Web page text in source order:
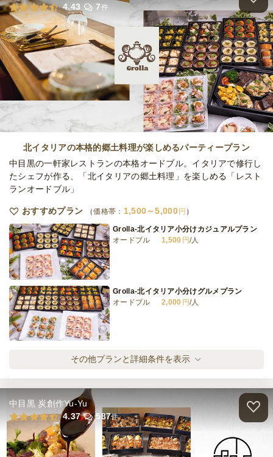
肉絨毯&手ごね鶏団子デリバリー竹プラン
オードブル
1,500円/人
和牛ハツの入った肉ケータリング松プラン
ケータリング
2,500円/人
肉絨毯&ケータリング竹プラン
オードブル
30,000円
締切 3日前19時
最低ご注文金額 0円
4.43
7件
北イタリアの本格的郷土料理が楽しめるパーティープラン
中目黒の一軒家レストランの本格オードブル。イタリアで修行し
たシェフが作る、「北イタリアの郷土料理」を楽しめる「レスト
ランオードブル」
おすすめプラン 価格帯： 1,500～5,000 円
Grolla‐北イタリア小分けカジュアルプラン
オードブル
1,500 円/人
Grolla‐北イタリア小分けグルメプラン
オードブル
2,000 円/人
Grolla‐北イタリア小分けスペシャルプラン
オードブル
2,500円/人
Grolla‐北イタリア小分けプレミアムプラン
オードブル
3,500円/人
その他プランと詳細条件を表示
中目黒 炭創作Yu-Yu
4.37
587件